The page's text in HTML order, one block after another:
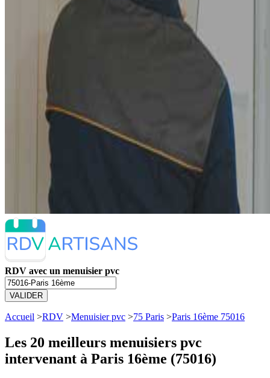
RDV avec un menuisier pvc
VALIDER
Accueil >RDV >Menuisier pvc >75 Paris >Paris 16ème 75016
Les 20 meilleurs menuisiers pvc
intervenant à Paris 16ème (75016)